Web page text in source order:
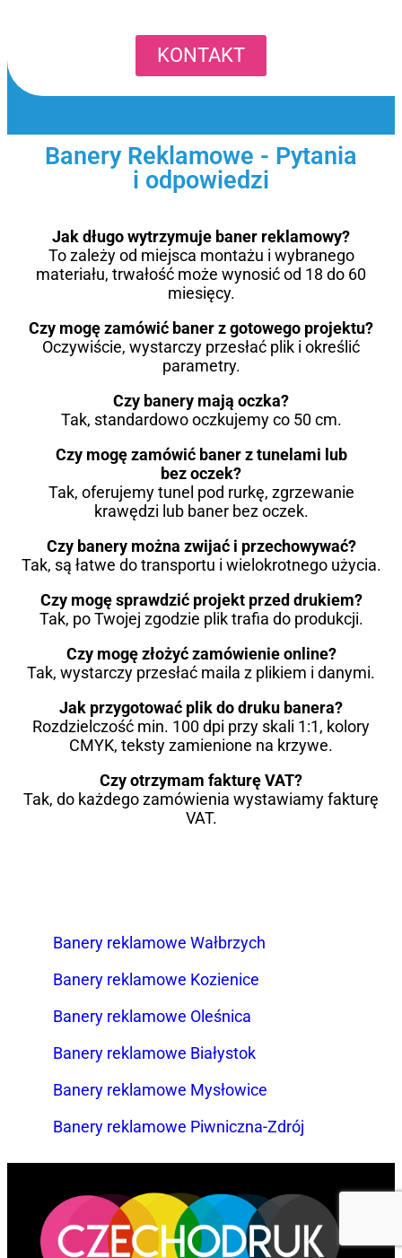
KONTAKT
Banery Reklamowe - Pytania
i odpowiedzi
Jak długo wytrzymuje baner reklamowy?
To zależy od miejsca montażu i wybranego
materiału, trwałość może wynosić od 18 do 60
miesięcy.
Czy mogę zamówić baner z gotowego projektu?
Oczywiście, wystarczy przesłać plik i określić
parametry.
Czy banery mają oczka?
Tak, standardowo oczkujemy co 50 cm.
Czy mogę zamówić baner z tunelami lub
bez oczek?
Tak, oferujemy tunel pod rurkę, zgrzewanie
krawędzi lub baner bez oczek.
Czy banery można zwijać i przechowywać?
Tak, są łatwe do transportu i wielokrotnego użycia.
Czy mogę sprawdzić projekt przed drukiem?
Tak, po Twojej zgodzie plik trafia do produkcji.
Czy mogę złożyć zamówienie online?
Tak, wystarczy przesłać maila z plikiem i danymi.
Jak przygotować plik do druku banera?
Rozdzielczość min. 100 dpi przy skali 1:1, kolory
CMYK, teksty zamienione na krzywe.
Czy otrzymam fakturę VAT?
Tak, do każdego zamówienia wystawiamy fakturę
VAT.
Banery reklamowe Wałbrzych
Banery reklamowe Kozienice
Banery reklamowe Oleśnica
Banery reklamowe Białystok
Banery reklamowe Mysłowice
Banery reklamowe Piwniczna-Zdrój